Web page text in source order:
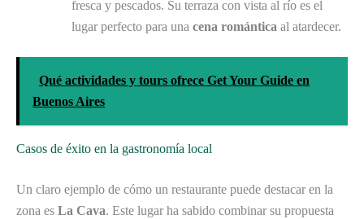
fresca y pescados. Su terraza con vista al río es el
lugar perfecto para una cena romántica al atardecer.
Qué actividades y tours ofrece Get Your Guide en
Buenos Aires
Casos de éxito en la gastronomía local
Un claro ejemplo de cómo un restaurante puede destacar en la
zona es La Cava. Este lugar ha sabido combinar su propuesta